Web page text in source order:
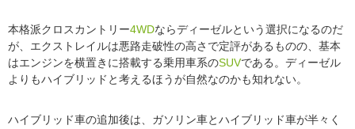
本格派クロスカントリー4WDならディーゼルという選択になるのだ
が、エクストレイルは悪路走破性の高さで定評があるものの、基本
はエンジンを横置きに搭載する乗用車系のSUVである。ディーゼル
よりもハイブリッドと考えるほうが自然なのかも知れない。
ハイブリッド車の追加後は、ガソリン車とハイブリッド車が半々く